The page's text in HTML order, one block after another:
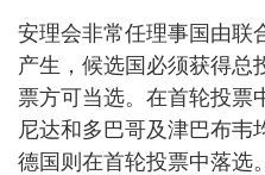
安理会非常任理事国由联
产生，候选国必须获得总
票方可当选。在首轮投票
尼达和多巴哥及津巴布韦
德国则在首轮投票中落选。